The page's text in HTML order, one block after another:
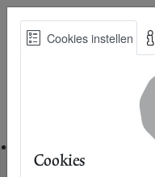
Skip
Best Practices voor een
Cookies instellen
Cookies